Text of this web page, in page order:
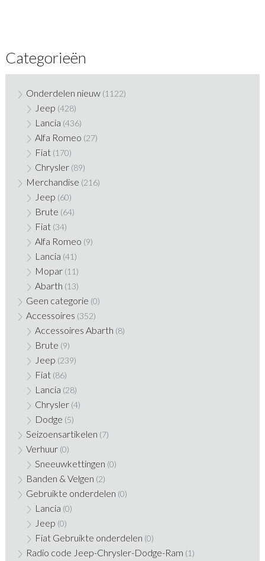
Categorieën
Onderdelen nieuw (1122)
Jeep (428)
Lancia (436)
Alfa Romeo (27)
Fiat (170)
Chrysler (89)
Merchandise (216)
Jeep (60)
Brute (64)
Fiat (34)
Alfa Romeo (9)
Lancia (41)
Mopar (11)
Abarth (13)
Geen categorie (0)
Accessoires (352)
Accessoires Abarth (8)
Brute (9)
Jeep (239)
Fiat (86)
Lancia (28)
Chrysler (4)
Dodge (5)
Seizoensartikelen (7)
Verhuur (0)
Sneeuwkettingen (0)
Banden & Velgen (2)
Gebruikte onderdelen (0)
Lancia (0)
Jeep (0)
Fiat Gebruikte onderdelen (0)
Radio code Jeep-Chrysler-Dodge-Ram (1)